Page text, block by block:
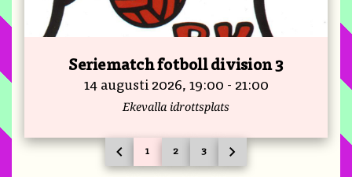
Seriematch fotboll division 3
14 augusti 2026, 19:00 - 21:00
Ekevalla idrottsplats
PREVIOUS PAGE
chevron_left
GO TO PAGE
1
GO TO PAGE
2
GO TO PAGE
3
NEXT PAGE
chevron_right